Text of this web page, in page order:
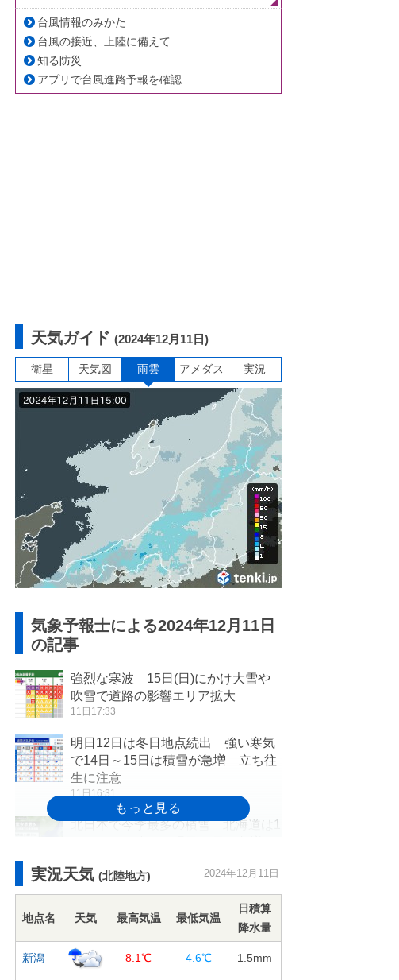
台風情報のみかた
台風の接近、上陸に備えて
知る防災
アプリで台風進路予報を確認
天気ガイド (2024年12月11日)
衛星 天気図 雨雲 アメダス 実況
気象予報士による2024年12月11日
の記事
強烈な寒波 15日(日)にかけ大雪や
吹雪で道路の影響エリア拡大
11日17:33
明日12日は冬日地点続出 強い寒気
で14日～15日は積雪が急増 立ち往
生に注意
11日16:31
北日本で今季最多の積雪 北海道は1
11日15:13
今日11日 帰宅時は大阪など近畿の
都市部でも通り雨の可能性 急な雨
や落雷に注意
11日15:11
実況天気 (北陸地方) 2024年12月11日
地点名 天気 最高気温 最低気温
日積算
降水量
新潟 8.1℃ 4.6℃ 1.5mm